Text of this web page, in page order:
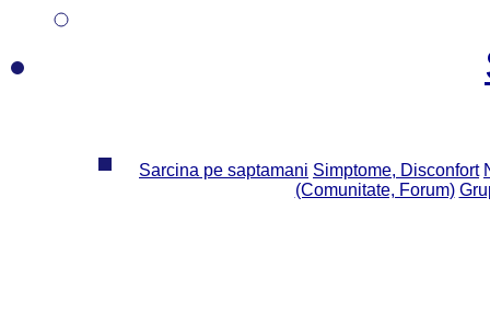
Sarcina pe saptamani Simptome, Disconfort
(Comunitate, Forum)